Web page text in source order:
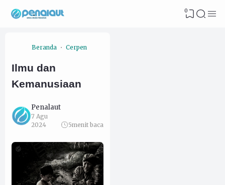
0
Beranda Cerpen
Ilmu dan
Kemanusiaan
Penalaut
7 Agu
2024
5menit baca